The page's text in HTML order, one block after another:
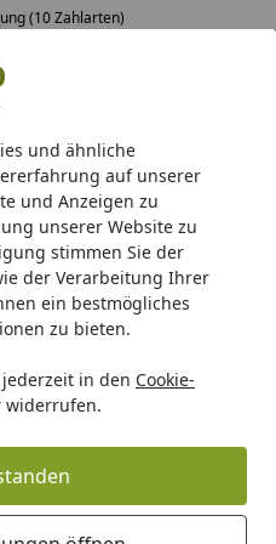
und ähnliche
auf unserer
und Anzeigen zu
unserer Website zu
stimmen Sie der
der Verarbeitung Ihrer
ein bestmögliches
zu bieten.
in den Cookie-
widerrufen.
(10 Zahlarten)
Weka
- 38 mm